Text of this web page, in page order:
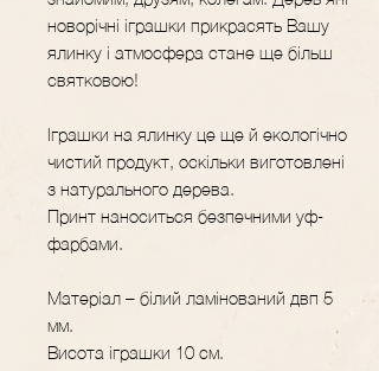
новорічні іграшки прикрасять Вашу
ялинку і атмосфера стане ще більш
святковою!
Іграшки на ялинку це ще й екологічно
чистий продукт, оскільки виготовлені
з натурального дерева.
Принт наноситься безпечними уф-
фарбами.
Матеріал – білий ламінований двп 5
мм.
Висота іграшки 10 см.